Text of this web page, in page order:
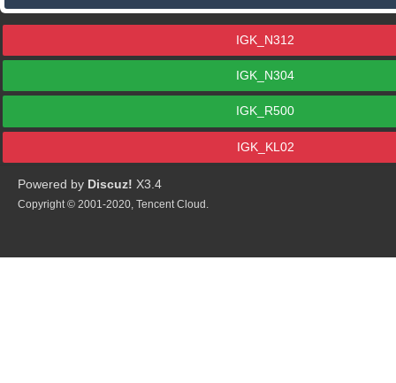
IGK_N312
IGK_N304
IGK_R500
IGK_KL02
Powered by Discuz! X3.4
Copyright © 2001-2020, Tencent Cloud.